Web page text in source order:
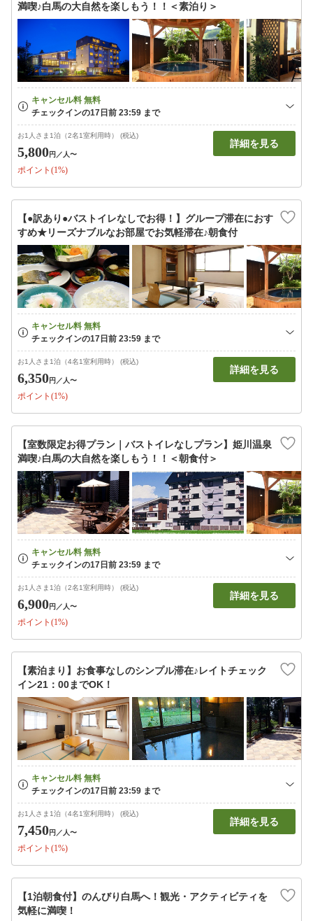
満喫♪白馬の大自然を楽しもう！！＜素泊り＞
お1人さま1泊（2名1室利用時） (税込)
5,800円 ／人〜
ポイント(1%)
詳細を見る
【●訳あり●バストイレなしでお得！】グループ滞在におす
すめ★リーズナブルなお部屋でお気軽滞在♪朝食付
お1人さま1泊（4名1室利用時） (税込)
6,350円 ／人〜
ポイント(1%)
詳細を見る
【室数限定お得プラン｜バストイレなしプラン】姫川温泉
満喫♪白馬の大自然を楽しもう！！＜朝食付＞
お1人さま1泊（2名1室利用時） (税込)
6,900円 ／人〜
ポイント(1%)
詳細を見る
【素泊まり】お食事なしのシンプル滞在♪レイトチェック
イン21：00までOK！
お1人さま1泊（4名1室利用時） (税込)
7,450円 ／人〜
ポイント(1%)
詳細を見る
【1泊朝食付】のんびり白馬へ！観光・アクティビティを
気軽に満喫！